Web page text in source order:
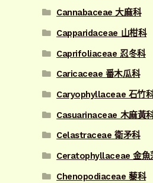
Cannabaceae 大麻科
Capparidaceae 山柑科
Caprifoliaceae 忍冬科
Caricaceae 番木瓜科
Caryophyllaceae 石竹
Casuarinaceae 木麻黃
Celastraceae 衛矛科
Ceratophyllaceae 金魚
Chenopodiaceae 藜科